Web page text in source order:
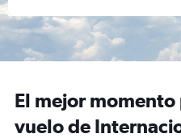
El mejor
vuelo de